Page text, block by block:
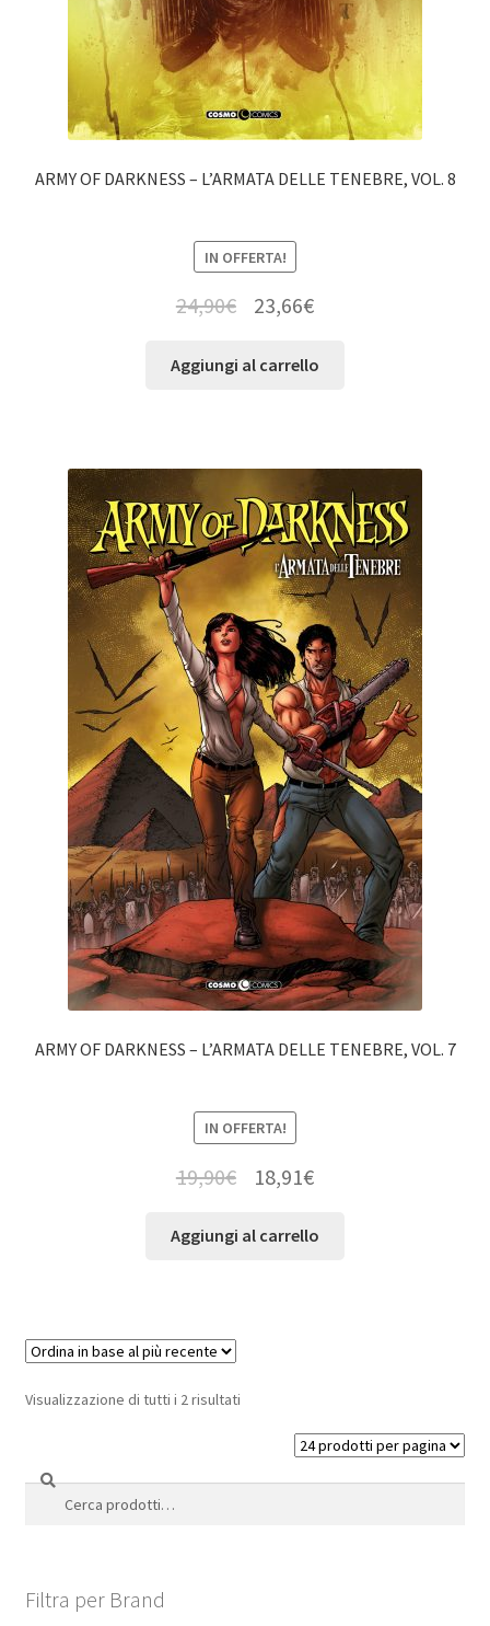
ARMY OF DARKNESS – L’ARMATA DELLE TENEBRE, VOL. 8
IN OFFERTA!
24,90€ 23,66€
Aggiungi al carrello
ARMY OF DARKNESS – L’ARMATA DELLE TENEBRE, VOL. 7
IN OFFERTA!
19,90€ 18,91€
Aggiungi al carrello
Visualizzazione di tutti i 2 risultati
Cerca:
Cerca
Filtra per Brand